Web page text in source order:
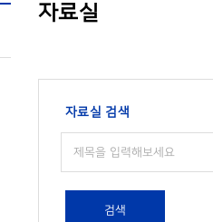
자료실
자료실 검색
검색